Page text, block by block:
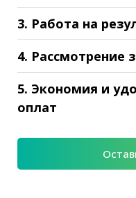
3. Работа на
4. Рассмотрение
5. Экономия и
оплат